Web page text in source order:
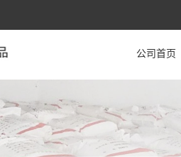
公司首页